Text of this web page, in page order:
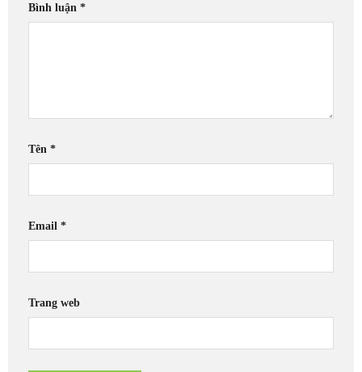
Bình luận *
Tên *
Email *
Trang web